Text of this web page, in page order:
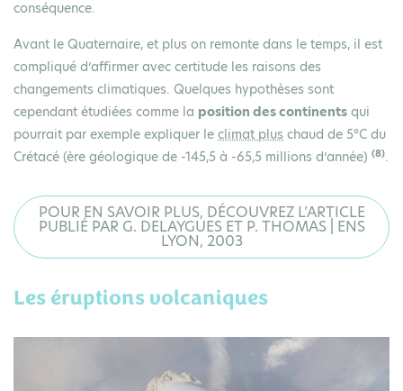
conséquence.
Avant le Quaternaire, et plus on remonte dans le temps, il est
compliqué d’affirmer avec certitude les raisons des
changements climatiques. Quelques hypothèses sont
cependant étudiées comme la position des continents qui
pourrait par exemple expliquer le climat plus chaud de 5°C du
Crétacé (ère géologique de -145,5 à -65,5 millions d’année) (8).
POUR EN SAVOIR PLUS, DÉCOUVREZ L’ARTICLE
PUBLIÉ PAR G. DELAYGUES ET P. THOMAS | ENS
LYON, 2003
Les éruptions volcaniques